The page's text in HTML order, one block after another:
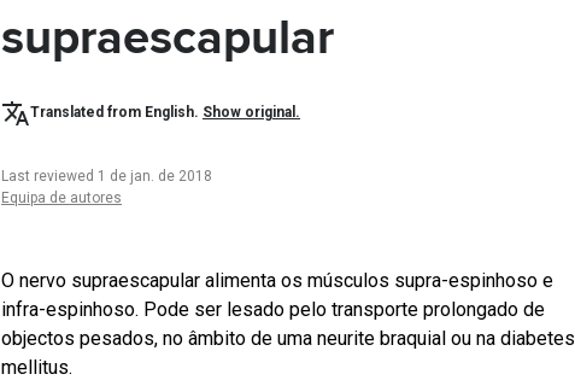
supraescapular
Translated from English. Show original.
Last reviewed 1 de jan. de 2018
Equipa de autores
O nervo supraescapular alimenta os músculos supra-espinhoso e
infra-espinhoso. Pode ser lesado pelo transporte prolongado de
objectos pesados, no âmbito de uma neurite braquial ou na diabetes
mellitus.